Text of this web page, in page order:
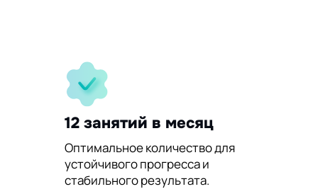
12 занятий в месяц
Оптимальное количество для
устойчивого прогресса и
стабильного результата.